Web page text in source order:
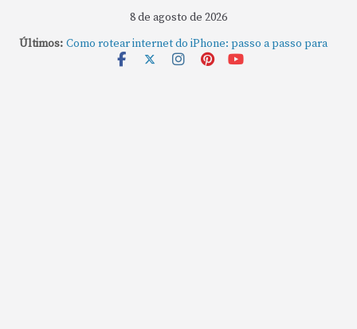
8 de agosto de 2026
Últimos: Como rotear internet do iPhone: passo a passo para
compartilhar a conexão